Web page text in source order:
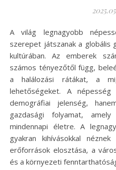
A világ legnagyobb népességű országai kiemelkedő
szerepet játszanak a globális
kultúrában. Az emberek
számos tényezőtől függ,
a halálozási rátákat, a
lehetőségeket. A
demográfiai jelenség,
gazdasági folyamat,
mindennapi életre. A
gyakran kihívásokkal
erőforrások elosztása, a
és a környezeti